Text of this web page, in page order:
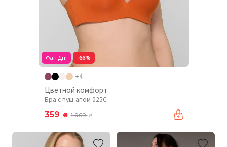
Фан Дні -66%
+4
Цветной комфорт
Бра с пуш-апом 025C
359 ₴ 1 069₴